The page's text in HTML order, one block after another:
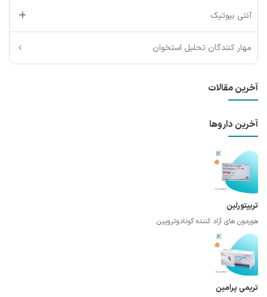
آنتی بیوتیک
مهار کنندگان تحلیل استخوان
آخرین مقالات
آخرین داروها
تریپتورلین
هورمون های آزاد کننده گونادوتروپین
تریمی پرامین